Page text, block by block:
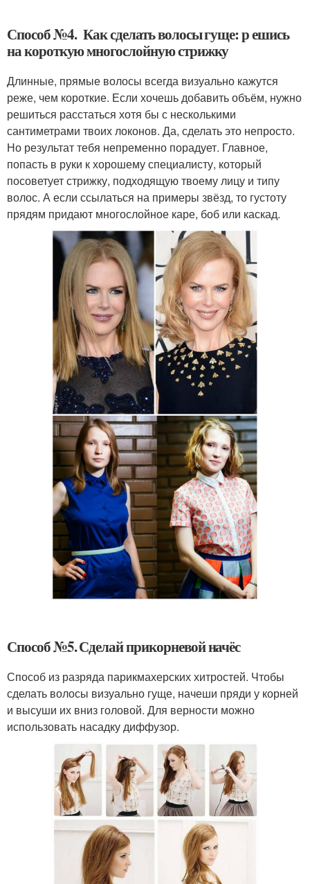
Способ №4. Как сделать волосы гуще: р ешись
на короткую многослойную стрижку
Длинные, прямые волосы всегда визуально кажутся
реже, чем короткие. Если хочешь добавить объём, нужно
решиться расстаться хотя бы с несколькими
сантиметрами твоих локонов. Да, сделать это непросто.
Но результат тебя непременно порадует. Главное,
попасть в руки к хорошему специалисту, который
посоветует стрижку, подходящую твоему лицу и типу
волос. А если ссылаться на примеры звёзд, то густоту
прядям придают многослойное каре, боб или каскад.
Способ №5. Сделай прикорневой начёс
Способ из разряда парикмахерских хитростей. Чтобы
сделать волосы визуально гуще, начеши пряди у корней
и высуши их вниз головой. Для верности можно
использовать насадку диффузор.